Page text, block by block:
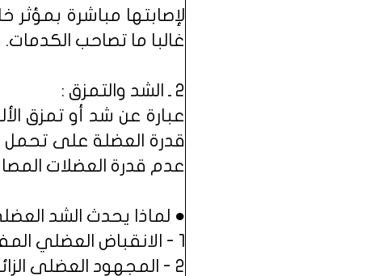
لإصابتها مباشرة
غالبا ما تصاحب الكدمات.
2 ـ الشد والتمزق :
عبارة عن شد أو تمزق
قدرة العضلة على تحمل
عدم قدرة العضلات
● لماذا يحدث الشد
1 - الانقباض العضلي المفاجئ.
2 - المجهود العضلي الزائد أو التمارين المرهقة.